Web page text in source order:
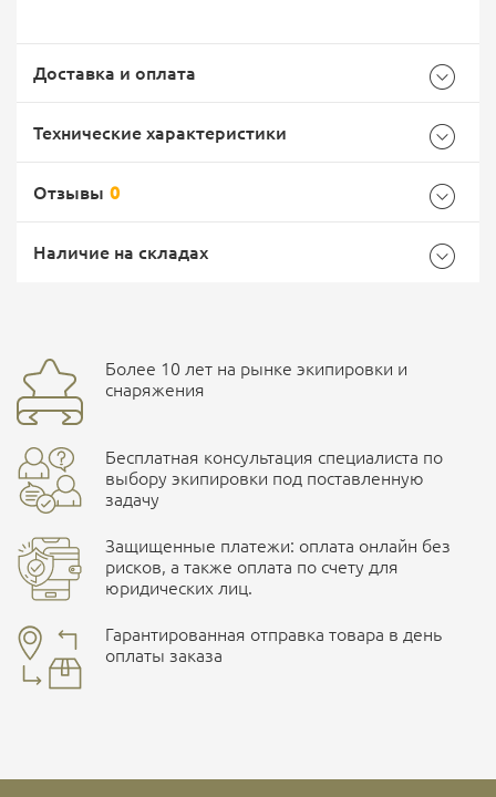
Доставка и оплата
Доставка Почтой России
EMS Почта России
Доставка курьерской службой СДЭК -
Наличные при самовывозе
Технические характеристики
Размер L/XL
Бренд
Страна производитель
Характеристики комплектаций
Размер
Отзывы 0
Ваш отзыв
Наличие на складах
улица Маяковского, 10
ПОДРОБНЕЕ О СКЛАДЕ
Более 10 лет на рынке экипировки и
снаряжения
Бесплатная консультация специалиста по
выбору экипировки под поставленную
задачу
Защищенные платежи: оплата онлайн без
рисков, а также оплата по счету для
юридических лиц.
Гарантированная отправка товара в день
оплаты заказа